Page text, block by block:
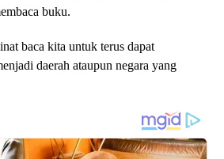
buku.
baca kita untuk terus dapat
daerah ataupun negara yang